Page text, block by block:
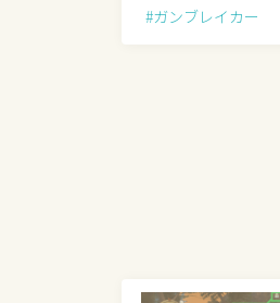
#ガンブレイカー